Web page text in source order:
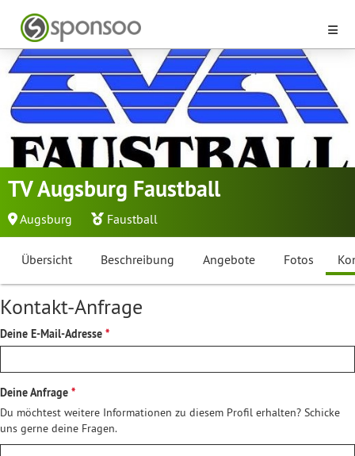
TV Augsburg Faustball
Augsburg Faustball
Übersicht Beschreibung Angebote Fotos
Kontakt-Anfrage
Deine E-Mail-Adresse
Deine Anfrage
Du möchtest weitere Informationen zu diesem Profil erhalten? Schicke
uns gerne deine Fragen.